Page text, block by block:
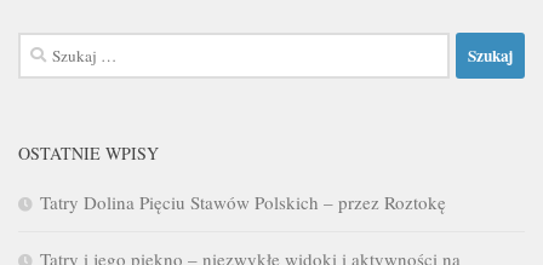
Szukaj:
OSTATNIE WPISY
Tatry Dolina Pięciu Stawów Polskich – przez Roztokę
Tatry i jego piękno – niezwykłe widoki i aktywności na